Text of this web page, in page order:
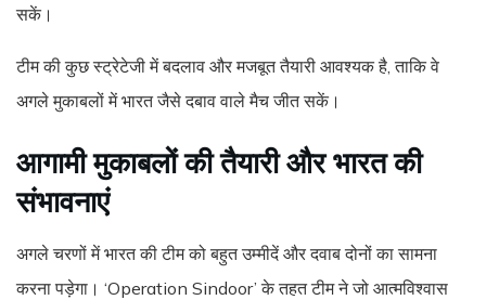
सकें।
टीम की कुछ स्ट्रेटेजी में बदलाव और मजबूत तैयारी आवश्यक है, ताकि वे
अगले मुकाबलों में भारत जैसे दबाव वाले मैच जीत सकें।
आगामी मुकाबलों की तैयारी और भारत की
संभावनाएं
अगले चरणों में भारत की टीम को बहुत उम्मीदें और दवाब दोनों का सामना
करना पड़ेगा। ‘Operation Sindoor’ के तहत टीम ने जो आत्मविश्वास